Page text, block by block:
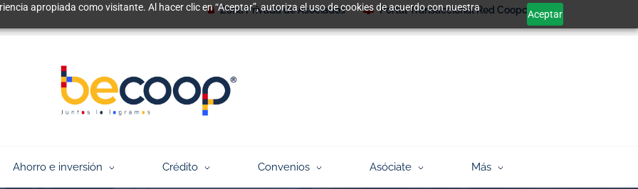
apropiada como visitante. Al hacer clic en “Aceptar”, autoriza el uso de cookies de acuerdo con nuestra
Aceptar
Ahorro e inversión Crédito Convenios Asóciate Más
Zona Privada de Asociados Portal Transaccional Red Coopcentral